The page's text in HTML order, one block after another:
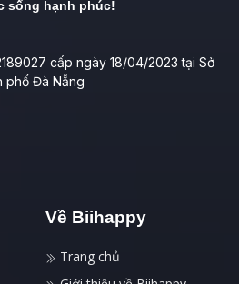
sống hạnh phúc!
cấp ngày 18/04/2023 tại Sở
phố Đà Nẵng
Về Biihappy
Trang chủ